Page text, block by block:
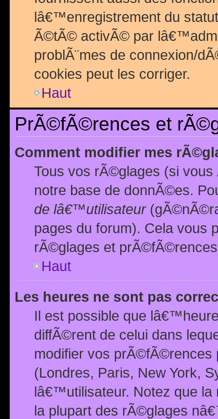
lâ€™enregistrement du
Ã©tÃ© activÃ© par
problÃ¨mes de connexion/
cookies peut les corriger.
Haut
PrÃ©fÃ©rences et
Comment modifier mes
Tous vos rÃ©glages (si
notre base de donnÃ©es.
de lâ€™utilisateur
pages du forum). Cela vous
rÃ©glages et
Haut
Les heures ne sont pas
Il est possible que
diffÃ©rent de celui dans
modifier vos prÃ©fÃ©rences
(Londres, Paris, New York,
lâ€™utilisateur. Notez que la
la plupart des rÃ©glages